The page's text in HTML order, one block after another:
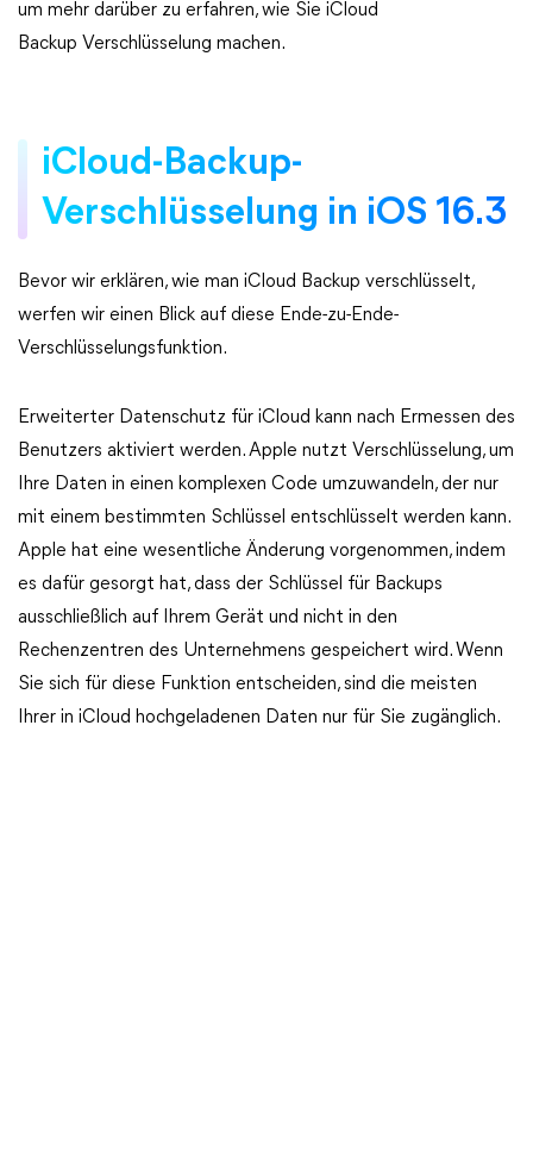
um mehr darüber zu erfahren, wie Sie iCloud
Backup Verschlüsselung machen.
iCloud-Backup-
Verschlüsselung in iOS 16.3
Bevor wir erklären, wie man iCloud Backup verschlüsselt,
werfen wir einen Blick auf diese Ende-zu-Ende-
Verschlüsselungsfunktion.
Erweiterter Datenschutz für iCloud kann nach Ermessen des
Benutzers aktiviert werden. Apple nutzt Verschlüsselung, um
Ihre Daten in einen komplexen Code umzuwandeln, der nur
mit einem bestimmten Schlüssel entschlüsselt werden kann.
Apple hat eine wesentliche Änderung vorgenommen, indem
es dafür gesorgt hat, dass der Schlüssel für Backups
ausschließlich auf Ihrem Gerät und nicht in den
Rechenzentren des Unternehmens gespeichert wird. Wenn
Sie sich für diese Funktion entscheiden, sind die meisten
Ihrer in iCloud hochgeladenen Daten nur für Sie zugänglich.